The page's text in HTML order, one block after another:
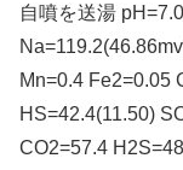
自噴を送湯
Mn=0.4 Fe2=0.05
HS=42.4(11.50)
CO2=57.4